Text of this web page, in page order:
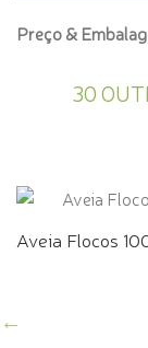
Preço &
30
Aveia Flocos